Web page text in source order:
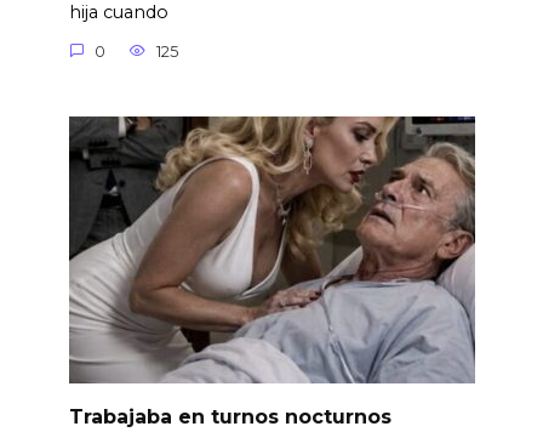
hija cuando
0 125
Trabajaba en turnos nocturnos